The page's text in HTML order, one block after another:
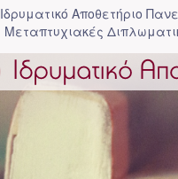
Ιδρυματικό Αποθετήριο
Μεταπτυχιακές